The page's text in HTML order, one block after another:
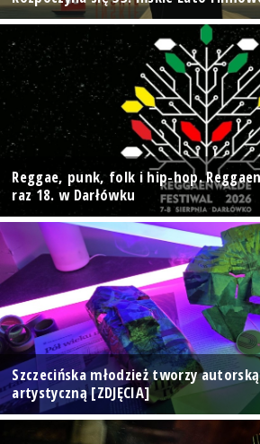
Reggae, punk, folk i hip-hop.
raz 18. w Darłówku
Szczecińska młodzież tworzy
artystyczną [ZDJĘCIA]